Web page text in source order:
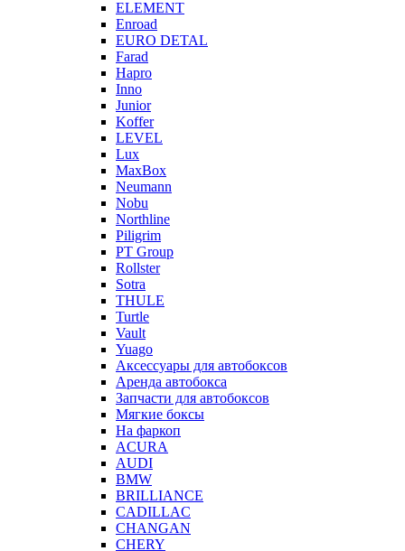
ELEMENT
Enroad
EURO DETAL
Farad
Hapro
Inno
Junior
Koffer
LEVEL
Lux
MaxBox
Neumann
Nobu
Northline
Piligrim
PT Group
Rollster
Sotra
THULE
Turtle
Vault
Yuago
Аксессуары для автобоксов
Аренда автобокса
Запчасти для автобоксов
Мягкие боксы
На фаркоп
ACURA
AUDI
BMW
BRILLIANCE
CADILLAC
CHANGAN
CHERY